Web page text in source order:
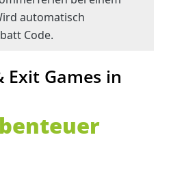
automatisch
Code.
Exit Games in